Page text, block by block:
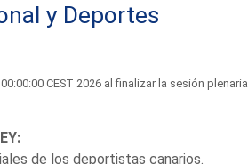
y Deportes
CEST 2026 al finalizar la sesión plenaria
de los deportistas canarios.